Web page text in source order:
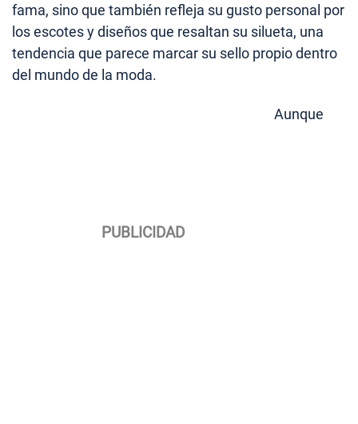
fama, sino que también refleja su gusto personal por
los escotes y diseños que resaltan su silueta, una
tendencia que parece marcar su sello propio dentro
del mundo de la moda.
Aunque